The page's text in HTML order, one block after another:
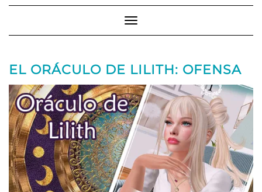
Toggle Navigation
EL ORÁCULO DE LILITH: OFENSA